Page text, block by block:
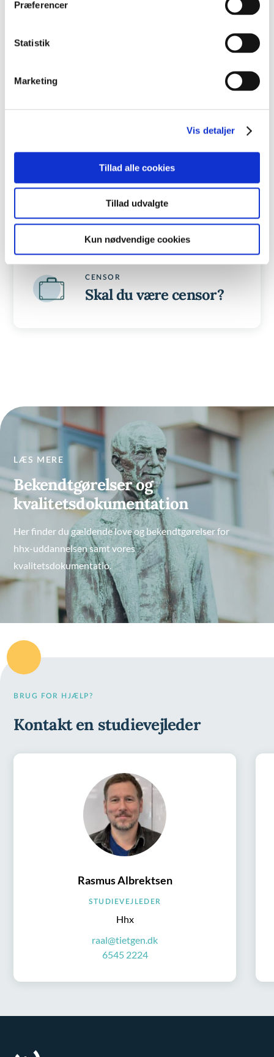
Præferencer
Statistik
Marketing
Vis detaljer
Tillad alle cookies
Tillad udvalgte
Kun nødvendige cookies
Her finder du information til dig som er elev, forældre eller
FORÆLDRE
Er du forældre?
CENSOR
Skal du være censor?
LÆS MERE
Bekendtgørelser og
kvalitetsdokumentation
Her finder du gældende love og bekendtgørelser for
hhx-uddannelsen samt vores
kvalitetsdokumentatio.
BRUG FOR HJÆLP?
Kontakt en studievejleder
Rasmus Albrektsen
STUDIEVEJLEDER
Hhx
raal@tietgen.dk
6545 2224